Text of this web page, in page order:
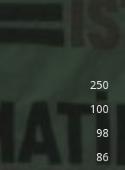
250
100
98
86